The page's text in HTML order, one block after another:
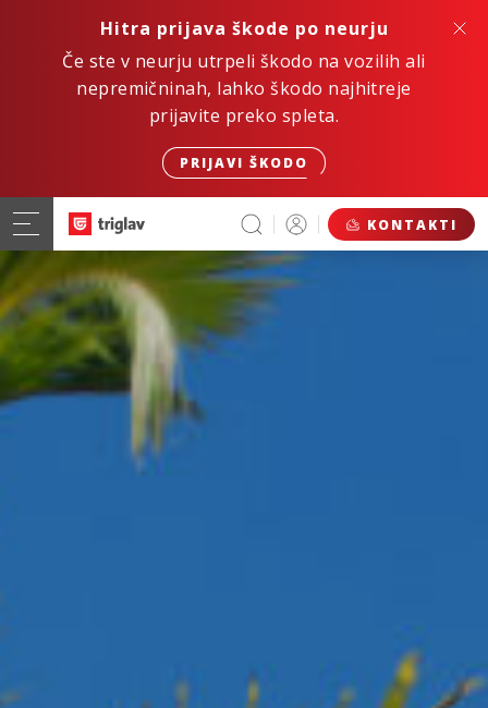
Hitra prijava škode po neurju
Če ste v neurju utrpeli škodo na vozilih ali
nepremičninah, lahko škodo najhitreje
prijavite preko spleta.
PRIJAVI ŠKODO
KONTAKTI